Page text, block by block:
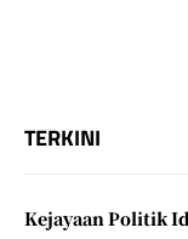
TERKINI
Kejayaan Politik